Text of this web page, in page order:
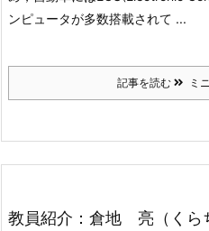
ンピュータが多数搭載されて ...
記事を読む ミ
教員紹介：倉地 亮（くら